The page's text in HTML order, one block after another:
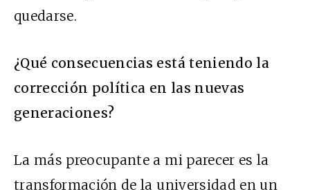
quedarse.
¿Qué consecuencias está teniendo la
corrección política en las nuevas
generaciones?
La más preocupante a mi parecer es la
transformación de la universidad en un